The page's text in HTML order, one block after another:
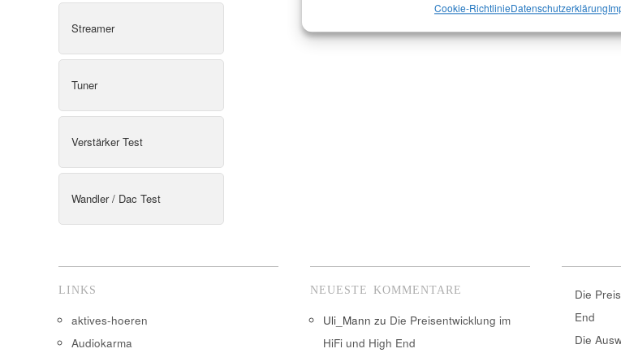
Cookie-RichtlinieDatenschutzerklärung
Streamer
Tuner
Verstärker Test
Wandler / Dac Test
LINKS
aktives-hoeren
Audiokarma
NEUESTE KOMMENTARE
Uli_Mann zu Die Preisentwicklung im
HiFi und High End
Die
End
Die